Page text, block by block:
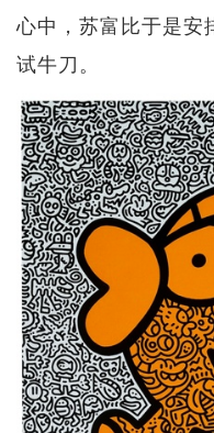
心中，苏富比于是安
试牛刀。